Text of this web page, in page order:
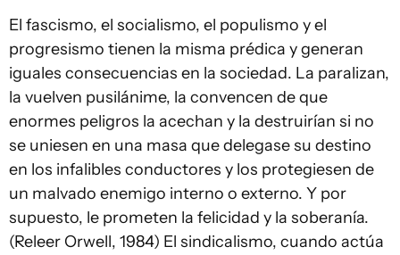
El fascismo, el socialismo, el populismo y el
progresismo tienen la misma prédica y generan
iguales consecuencias en la sociedad. La paralizan,
la vuelven pusilánime, la convencen de que
enormes peligros la acechan y la destruirían si no
se uniesen en una masa que delegase su destino
en los infalibles conductores y los protegiesen de
un malvado enemigo interno o externo. Y por
supuesto, le prometen la felicidad y la soberanía.
(Releer Orwell, 1984) El sindicalismo, cuando actúa